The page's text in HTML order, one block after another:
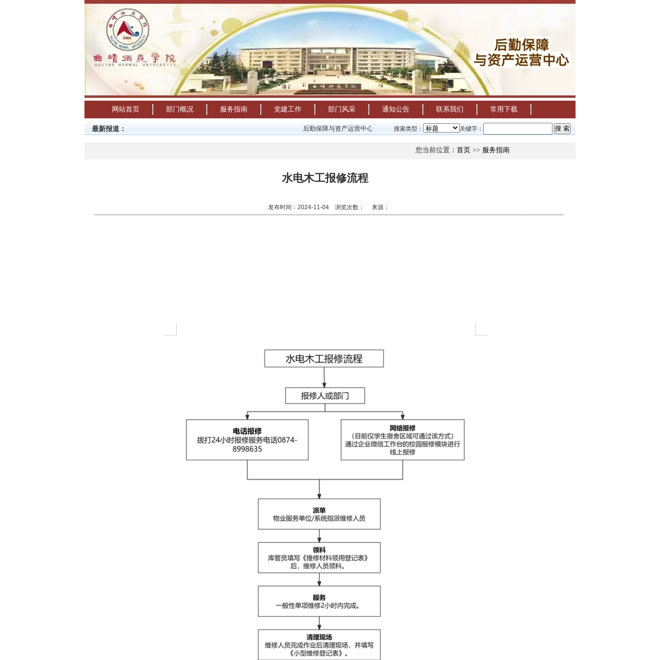
网站首页 部门概况 服务指南 党建工作 部门风采 通知公告 联系我们 常用下载
最新报道： 后勤保障与资产运营中心2026年暑假值班安排表 2026年暑假后勤保障与资产运营服务安排通知
搜索类型： 关键字：
您当前位置： 首页 >> 服务指南
水电木工报修流程
发布时间：2024-11-04 浏览次数： 来源：